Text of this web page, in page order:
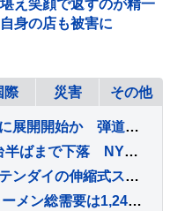
え笑顔で返すのが精一
身の店も被害に
際 災害 その他
北朝鮮ミサイル部隊がロシアに展開開始か 弾道ミサイル120発を配備する可能性も ロイター通信
円安進行 一時1ドル＝158円台半ばまで下落 NY市場での原油価格上昇をきっかけに
お盆の帰省や夏レジャーに！テンダイの伸縮式スツールで家族分の座席を確保
2025年の世界インスタントラーメン総需要は1,242.1億食に